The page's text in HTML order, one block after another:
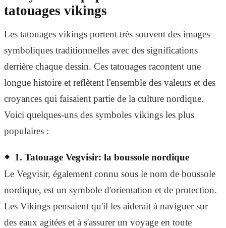
tatouages vikings
Les tatouages ​​vikings portent très souvent des images
symboliques traditionnelles avec des significations
derrière chaque dessin. Ces tatouages ​​racontent une
longue histoire et reflètent l'ensemble des valeurs et des
croyances qui faisaient partie de la culture nordique.
Voici quelques-uns des symboles vikings les plus
populaires :
1. Tatouage Vegvisir: la boussole nordique
Le Vegvisir, également connu sous le nom de boussole
nordique, est un symbole d'orientation et de protection.
Les Vikings pensaient qu'il les aiderait à naviguer sur
des eaux agitées et à s'assurer un voyage en toute